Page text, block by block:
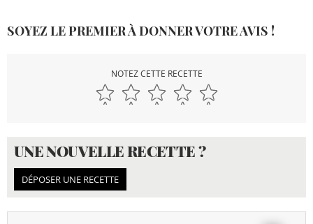
SOYEZ LE PREMIER À DONNER VOTRE AVIS !
NOTEZ CETTE RECETTE
UNE NOUVELLE RECETTE ?
DÉPOSER UNE RECETTE